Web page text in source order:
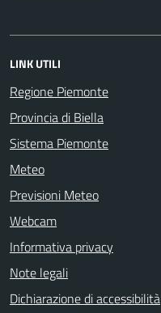
LINK UTILI
Regione Piemonte
Provincia di Biella
Sistema Piemonte
Meteo
Previsioni Meteo
Webcam
Informativa privacy
Note legali
Dichiarazione di accessibilità